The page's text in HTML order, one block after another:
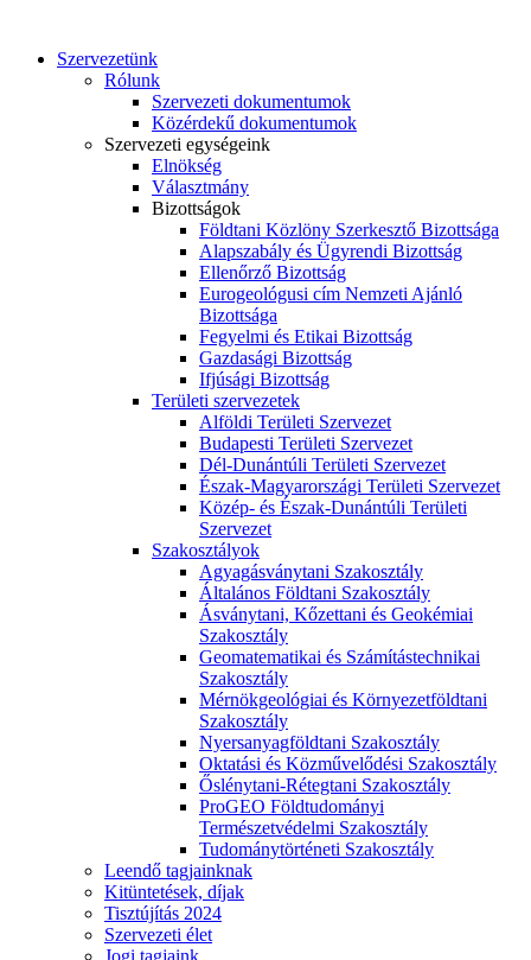
Szervezetünk
Rólunk
Szervezeti dokumentumok
Közérdekű dokumentumok
Szervezeti egységeink
Elnökség
Választmány
Bizottságok
Földtani Közlöny Szerkesztő Bizottsága
Alapszabály és Ügyrendi Bizottság
Ellenőrző Bizottság
Eurogeológusi cím Nemzeti Ajánló
Bizottsága
Fegyelmi és Etikai Bizottság
Gazdasági Bizottság
Ifjúsági Bizottság
Területi szervezetek
Alföldi Területi Szervezet
Budapesti Területi Szervezet
Dél-Dunántúli Területi Szervezet
Észak-Magyarországi Területi Szervezet
Közép- és Észak-Dunántúli Területi
Szervezet
Szakosztályok
Agyagásványtani Szakosztály
Általános Földtani Szakosztály
Ásványtani, Kőzettani és Geokémiai
Szakosztály
Geomatematikai és Számítástechnikai
Szakosztály
Mérnökgeológiai és Környezetföldtani
Szakosztály
Nyersanyagföldtani Szakosztály
Oktatási és Közművelődési Szakosztály
Őslénytani-Rétegtani Szakosztály
ProGEO Földtudományi
Természetvédelmi Szakosztály
Tudománytörténeti Szakosztály
Leendő tagjainknak
Kitüntetések, díjak
Tisztújítás 2024
Szervezeti élet
Jogi tagjaink